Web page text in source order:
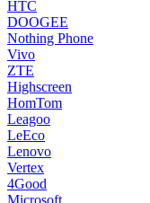
HTC
DOOGEE
Nothing Phone
Vivo
ZTE
Highscreen
HomTom
Leagoo
LeEco
Lenovo
Vertex
4Good
Microsoft